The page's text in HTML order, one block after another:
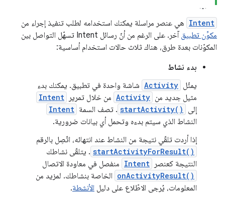
Intent هي عنصر مراسلة يمكنك استخدامه لطلب تنفيذ إجراء من
مكوِّن تطبيق
آخر. على الرغم من أنّ رسائل Intent تسهّل التواصل بين
المكوّنات بعدة طرق، هناك ثلاث حالات استخدام أساسية:
بدء نشاط
يمثّل Activity شاشة واحدة في تطبيق. يمكنك بدء
مثيل جديد من Activity من خلال تمرير Intent
إلى startActivity() . تصف السمة Intent
النشاط الذي سيتم بدءه وتحمل أي بيانات ضرورية.
إذا أردت تلقّي نتيجة من النشاط عند انتهائه، اتّصِل بالرقم
startActivityForResult() . يتلقّى نشاطك
النتيجة كعنصر
Intent منفصل في معاودة الاتصال
onActivityResult() الخاصة بنشاطك. لمزيد من
المعلومات، يُرجى الاطّلاع على دليل الأنشطة.